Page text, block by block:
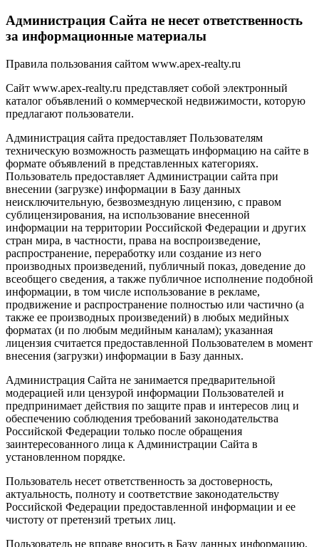
Администрация Сайта не несет ответственность
за информационные материалы
Правила пользования сайтом www.apex-realty.ru
Сайт www.apex-realty.ru представляет собой электронный
каталог объявлений о коммерческой недвижимости, которую
предлагают пользователи.
Администрация сайта предоставляет Пользователям
техническую возможность размещать информацию на сайте в
формате объявлений в представленных категориях.
Пользователь предоставляет Администрации сайта при
внесении (загрузке) информации в Базу данных
неисключительную, безвозмездную лицензию, с правом
сублицензирования, на использование внесенной
информации на территории Российской Федерации и других
стран мира, в частности, права на воспроизведение,
распространение, переработку или создание из него
производных произведений, публичный показ, доведение до
всеобщего сведения, а также публичное исполнение подобной
информации, в том числе использование в рекламе,
продвижение и распространение полностью или частично (а
также ее производных произведений) в любых медийных
форматах (и по любым медийным каналам); указанная
лицензия считается предоставленной Пользователем в момент
внесения (загрузки) информации в Базу данных.
Администрация Сайта не занимается предварительной
модерацией или цензурой информации Пользователей и
предпринимает действия по защите прав и интересов лиц и
обеспечению соблюдения требований законодательства
Российской Федерации только после обращения
заинтересованного лица к Администрации Сайта в
установленном порядке.
Пользователь несет ответственность за достоверность,
актуальность, полноту и соответствие законодательству
Российской Федерации предоставленной информации и ее
чистоту от претензий третьих лиц.
Пользователь не вправе вносить в Базу данных информацию,